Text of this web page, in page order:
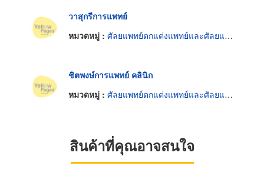
วาสุกรีการแพทย์
หมวดหมู่ : ศัลยแพทย์ตกแต่งแพทย์และศัลยแพทย์ปริญญา
ชิตพงษ์การแพทย์ คลินิก
หมวดหมู่ : ศัลยแพทย์ตกแต่งแพทย์และศัลยแพทย์ปริญญา
สินค้าที่คุณอาจสนใจ